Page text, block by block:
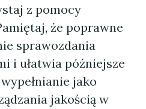
z pomocy
że poprawne
sprawozdania
i ułatwia późniejsze
jako
jakością w